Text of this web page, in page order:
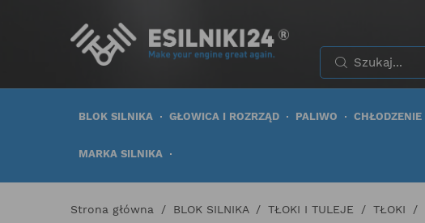
BLOK SILNIKA GŁOWICA I ROZRZĄD PALIWO CHŁODZENIE
MARKA SILNIKA
Strona główna BLOK SILNIKA TŁOKI I TULEJE TŁOKI